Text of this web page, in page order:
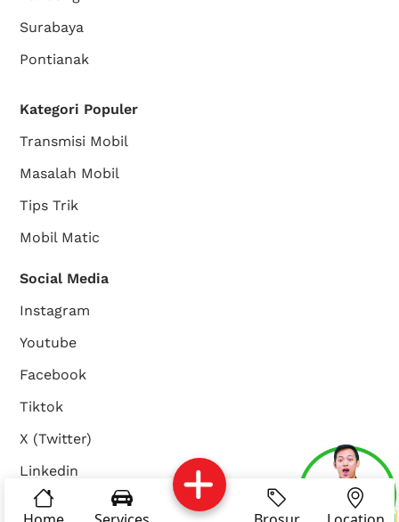
Services Brosur Location
About Us
Surabaya
Pontianak
Kategori Populer
Transmisi Mobil
Masalah Mobil
Tips Trik
Mobil Matic
Social Media
Instagram
Youtube
Facebook
Tiktok
X (Twitter)
Linkedin